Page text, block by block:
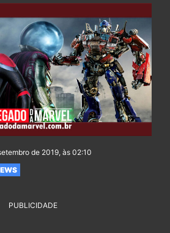
de 2019, às 02:10
PUBLICIDADE